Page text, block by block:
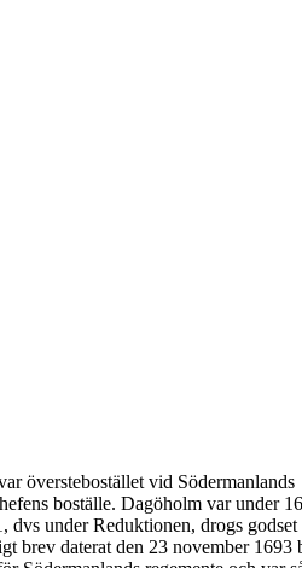
överstebostället vid Södermanlands
boställe. Dagöholm var under
dvs under Reduktionen, drogs godset
brev daterat den 23 november 1693